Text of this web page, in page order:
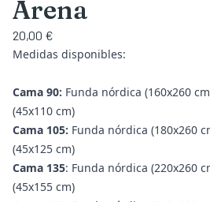
Arena
20,00 €
Medidas disponibles:
Cama 90: Funda nórdica (160x260
(45x110 cm)
Cama 105: Funda nórdica (180x260
(45x125 cm)
Cama 135: Funda nórdica (220x260
(45x155 cm)